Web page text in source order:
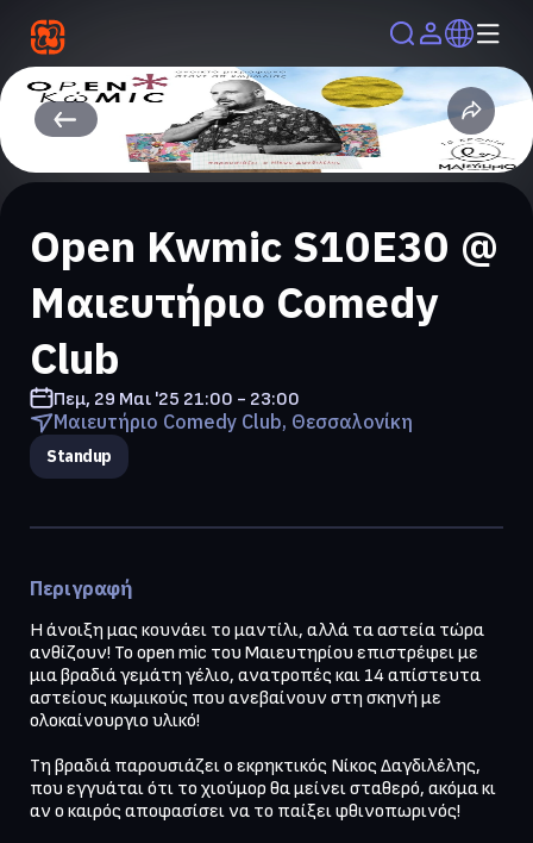
Open Kwmic S10E30 @
Μαιευτήριο Comedy
Club
Πεμ, 29 Μαι '25 21:00 - 23:00
Μαιευτήριο Comedy Club, Θεσσαλονίκη
Standup
Περιγραφή
Η άνοιξη μας κουνάει το μαντίλι, αλλά τα αστεία τώρα
ανθίζουν! Το open mic του Μαιευτηρίου επιστρέφει με
μια βραδιά γεμάτη γέλιο, ανατροπές και 14 απίστευτα
αστείους κωμικούς που ανεβαίνουν στη σκηνή με
ολοκαίνουργιο υλικό!
Τη βραδιά παρουσιάζει ο εκρηκτικός Νίκος Δαγδιλέλης,
που εγγυάται ότι το χιούμορ θα μείνει σταθερό, ακόμα κι
αν ο καιρός αποφασίσει να το παίξει φθινοπωρινός!